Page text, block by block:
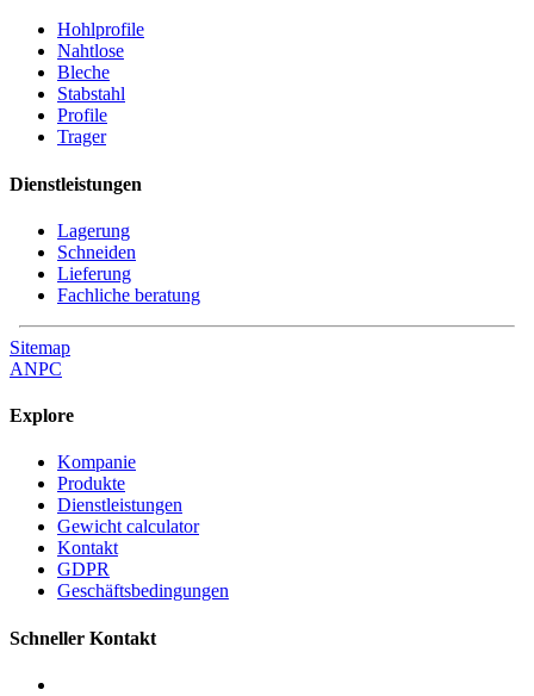
Hohlprofile
Nahtlose
Bleche
Stabstahl
Profile
Trager
Dienstleistungen
Lagerung
Schneiden
Lieferung
Fachliche beratung
Sitemap
ANPC
Explore
Kompanie
Produkte
Dienstleistungen
Gewicht calculator
Kontakt
GDPR
Geschäftsbedingungen
Schneller Kontakt